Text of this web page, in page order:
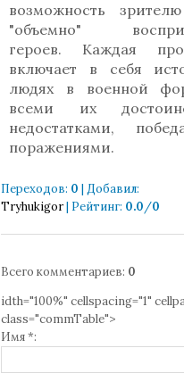
возможность
"объемно"
героев. Каждая
включает в себя
людях в военной
всеми их
недостатками,
поражениями.
Переходов: 0 | Добавил:
Tryhukigor| Рейтинг: 0.0/0
Всего комментариев: 0
idth="100%" cellspacing="1"
class="commTable">
Имя *: